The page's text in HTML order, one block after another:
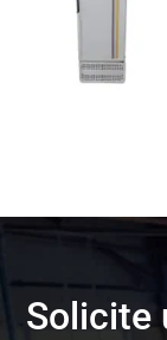
Solicite